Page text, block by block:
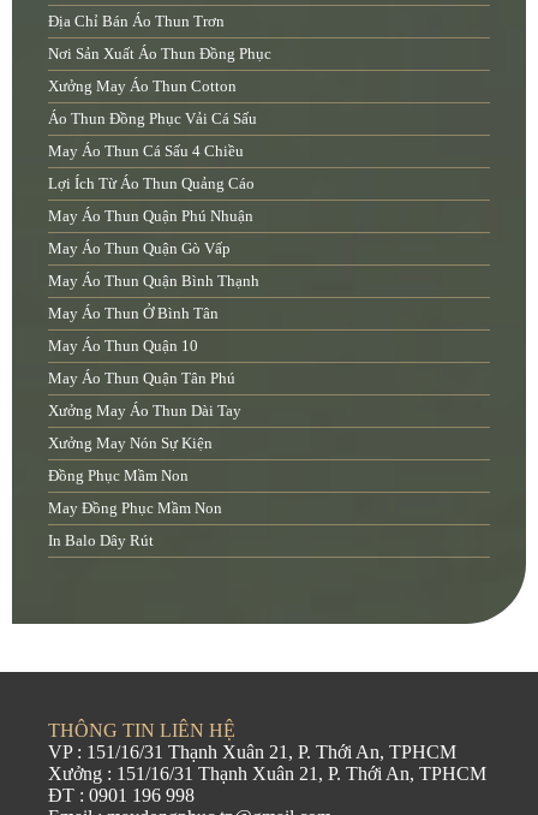
Địa Chỉ Bán Áo Thun Trơn
Nơi Sản Xuất Áo Thun Đồng Phục
Xưởng May Áo Thun Cotton
Áo Thun Đồng Phục Vải Cá Sấu
May Áo Thun Cá Sấu 4 Chiều
Lợi Ích Từ Áo Thun Quảng Cáo
May Áo Thun Quận Phú Nhuận
May Áo Thun Quận Gò Vấp
May Áo Thun Quận Bình Thạnh
May Áo Thun Ở Bình Tân
May Áo Thun Quận 10
May Áo Thun Quận Tân Phú
Xưởng May Áo Thun Dài Tay
Xưởng May Nón Sự Kiện
Đồng Phục Mầm Non
May Đồng Phục Mầm Non
In Balo Dây Rút
THÔNG TIN LIÊN HỆ
VP : 151/16/31 Thạnh Xuân 21, P. Thới An, TPHCM
Xưởng : 151/16/31 Thạnh Xuân 21, P. Thới An, TPHCM
ĐT : 0901 196 998